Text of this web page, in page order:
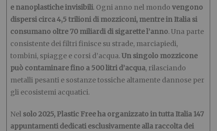
e nanoplastiche invisibili. Ogni anno nel mondovengono
dispersi circa 4,5 trilioni di mozziconi, mentre in Italia si
consumano oltre 70 miliardi di sigarette l’anno. Una parte
consistente dei filtri finisce su strade, marciapiedi,
tombini, spiagge e corsi d’acqua.Un singolo mozzicone
può contaminare fino a 500 litri d’acqua, rilasciando
metalli pesanti e sostanze tossiche altamente dannose per
gli ecosistemi acquatici.
Nel solo 2025, Plastic Free ha organizzato in tutta Italia 147
appuntamenti dedicati esclusivamente alla raccolta dei